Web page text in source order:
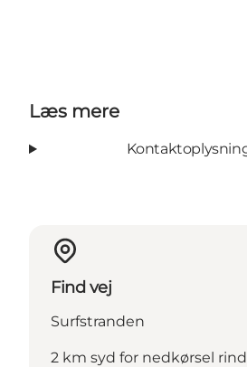
Læs mere
Find vej
Surfstranden
2 km syd for nedkørsel